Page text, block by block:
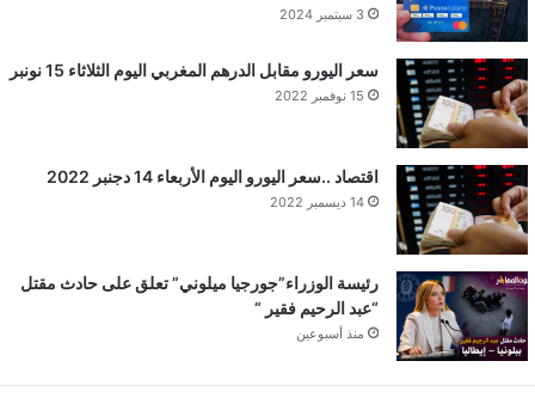
3 سبتمبر 2024
سعر اليورو مقابل الدرهم المغربي اليوم الثلاثاء 15 نونبر
15 نوفمبر 2022
اقتصاد ..سعر اليورو اليوم الأربعاء 14 دجنبر 2022
14 ديسمبر 2022
رئيسة الوزراء”جورجيا ميلوني” تعلق على حادث مقتل
“عبد الرحيم فقير “
منذ أسبوعين